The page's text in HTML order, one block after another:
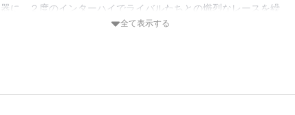
器に、２度のインターハイでライバルたちとの熾烈なレースを繰
り広げることとなった。いよいよ３年生となり、総北高校のキャ
の地・九州に全国各地の猛者たちが集い、ついにインターハイの
全て表示する